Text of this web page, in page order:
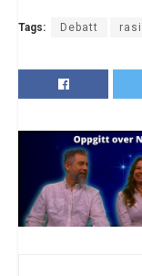
Tags: Debatt